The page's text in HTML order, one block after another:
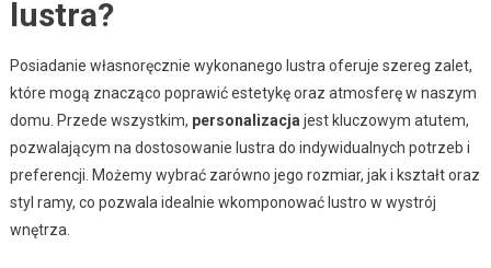
lustra?
Posiadanie własnoręcznie wykonanego lustra oferuje szereg zalet,
które mogą znacząco poprawić estetykę oraz atmosferę w naszym
domu. Przede wszystkim, personalizacja jest kluczowym atutem,
pozwalającym na dostosowanie lustra do indywidualnych potrzeb i
preferencji. Możemy wybrać zarówno jego rozmiar, jak i kształt oraz
styl ramy, co pozwala idealnie wkomponować lustro w wystrój
wnętrza.